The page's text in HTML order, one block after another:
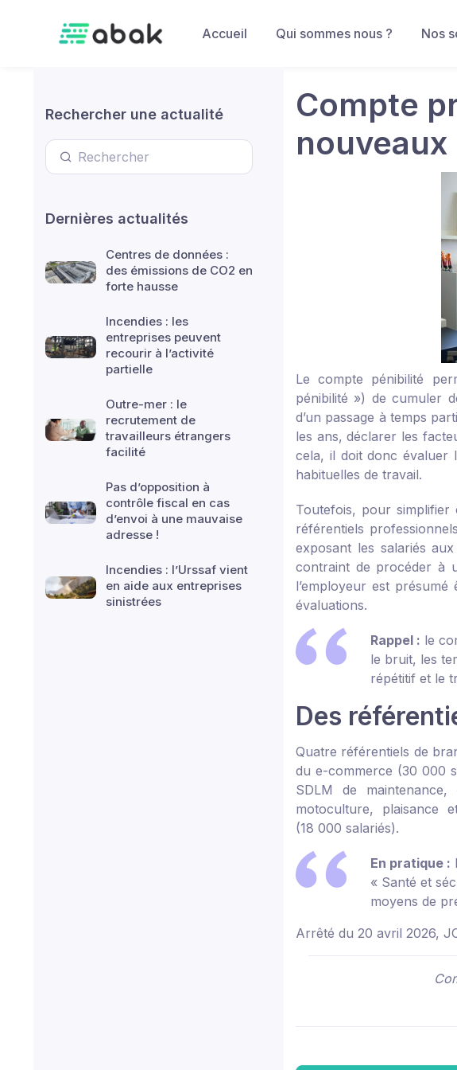
Accueil Qui sommes nous ? Nos
Rechercher une actualité
Dernières actualités
Centres de données :
des émissions de CO2 en
forte hausse
Incendies : les
entreprises peuvent
recourir à l’activité
partielle
Outre-mer : le
recrutement de
travailleurs étrangers
facilité
Pas d’opposition à
contrôle fiscal en cas
d’envoi à une mauvaise
adresse !
Incendies : l’Urssaf vient
en aide aux entreprises
sinistrées
Compte
Le compte pénibilité
pénibilité ») de cumuler
d’un passage à temps
les ans, déclarer les
cela, il doit donc évaluer
habituelles de travail.
Toutefois, pour
référentiels
exposant les salariés
contraint de procéder à
l’employeur est
évaluations.
Rappel : le
le bruit, les
répétitif et le
Des
Quatre référentiels de
du e-commerce (30 000
SDLM de
motoculture, plaisance
(18 000 salariés).
En pratique :
« Santé et
moyens de
Arrêté du 20 avril 2026,